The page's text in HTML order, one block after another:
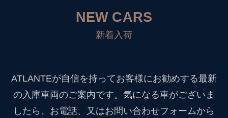
NEW CARS
新着入荷
ATLANTEが自信を持ってお客様にお勧めする最新
の入庫車両のご案内です。気になる車がございま
したら、お電話、又はお問い合わせフォームから